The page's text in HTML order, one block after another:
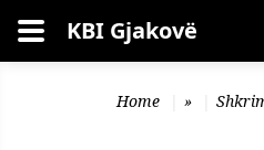
Kërko KBI Gjakovë
Home »